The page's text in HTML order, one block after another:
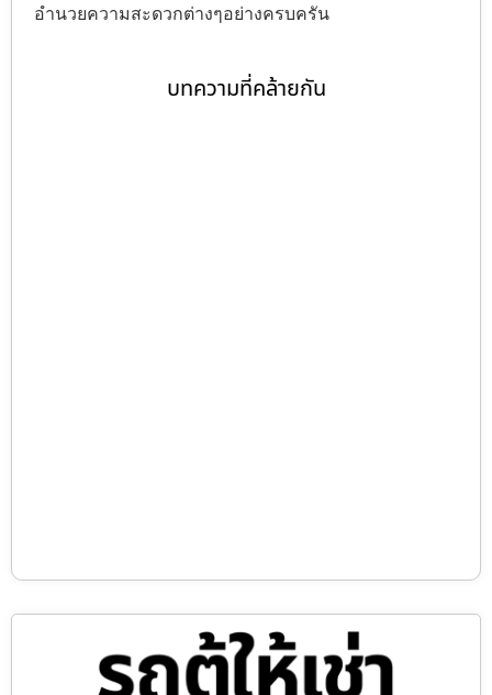
อำนวยความสะดวกต่างๆอย่างครบครัน
บทความที่คล้ายกัน